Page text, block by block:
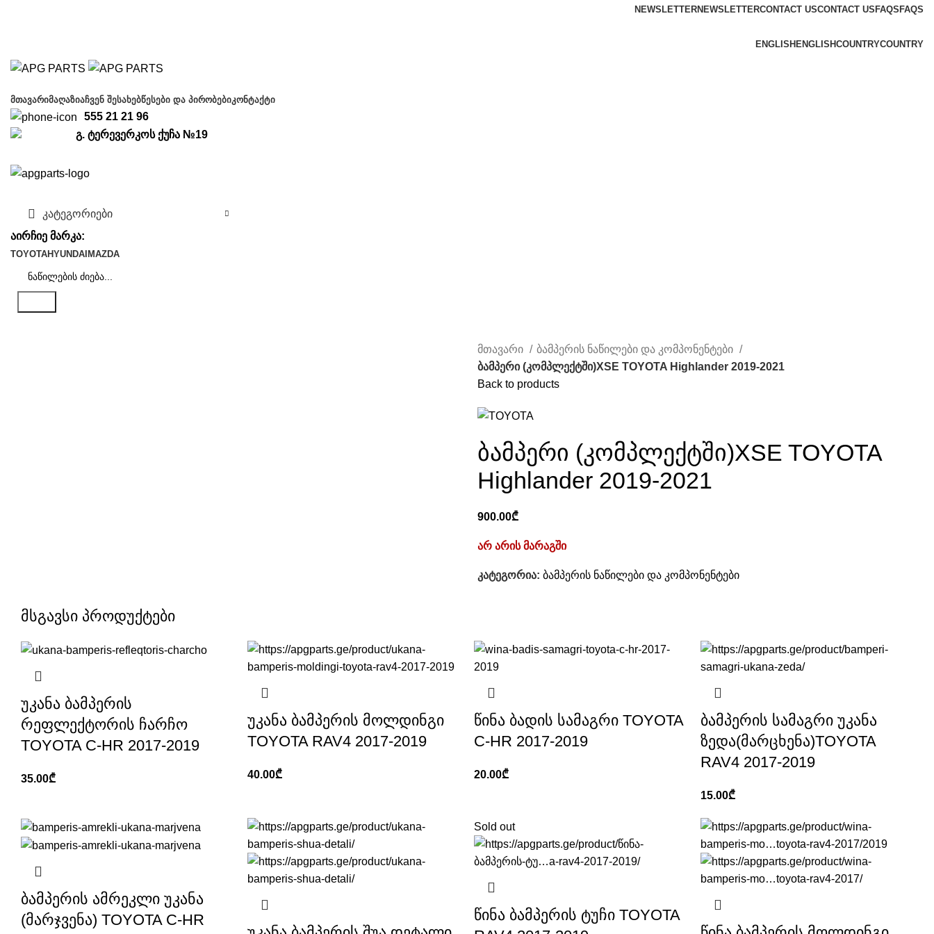
NEWSLETTERNEWSLETTERCONTACT USCONTACT US FAQS FAQS
ENGLISH ENGLISHCOUNTRYCOUNTRY
ᲛᲗᲐᲕᲐᲠᲘᲛᲐᲦᲐᲖᲘᲐᲩᲕᲔᲜ ᲨᲔᲡᲐᲮᲔᲑᲬᲔᲡᲔᲑᲘ ᲓᲐ ᲞᲘᲠᲝᲑᲔᲑᲘᲙᲝᲜᲢᲐᲥᲢᲘ
555 21 21 96
გ. ტერევერკოს ქუჩა №19
კატეგორიები
აირჩიე მარკა:
TOYOTAHYUNDAIMAZDA
მთავარი
ბამპერის ნაწილები და კომპონენტები
ბამპერი (კომპლექტში)XSE TOYOTA Highlander 2019-2021
Back to products
ბამპერი (კომპლექტში)XSE TOYOTA
Highlander 2019-2021
900.00₾
არ არის მარაგში
კატეგორია: ბამპერის ნაწილები და კომპონენტები
მსგავსი პროდუქტები
უკანა ბამპერის
რეფლექტორის ჩარჩო
TOYOTA C-HR 2017-2019
35.00₾
უკანა ბამპერის მოლდინგი
TOYOTA RAV4 2017-2019
40.00₾
წინა ბადის სამაგრი TOYOTA
C-HR 2017-2019
20.00₾
ბამპერის სამაგრი უკანა
ზედა(მარცხენა)TOYOTA
RAV4 2017-2019
15.00₾
ბამპერის ამრეკლი უკანა
(მარჯვენა) TOYOTA C-HR
Sold out
წინა ბამპერის ტუჩი TOYOTA